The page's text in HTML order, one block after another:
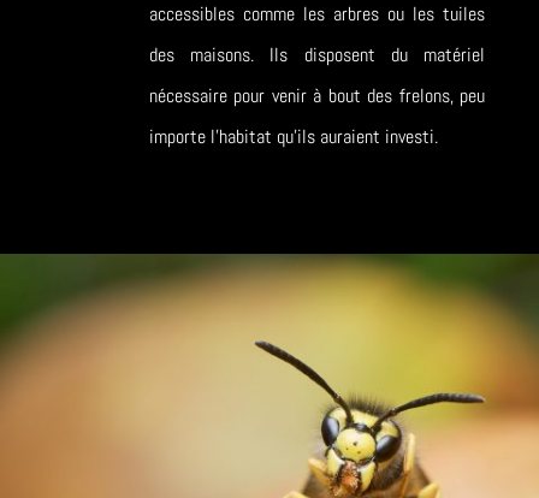
accessibles comme les arbres ou les tuiles
des maisons. Ils disposent du matériel
nécessaire pour venir à bout des frelons, peu
importe l’habitat qu’ils auraient investi.